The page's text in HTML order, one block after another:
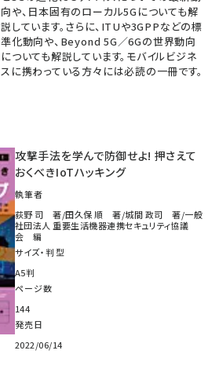
向や、日本固有のローカル5Gについても解
説しています。さらに、ITUや3GPPなどの標
準化動向や、Beyond 5G／6Gの世界動向
についても解説しています。モバイルビジネ
スに携わっている方々には必読の一冊です。
攻撃手法を学んで防御せよ! 押さえて
おくべきIoTハッキング
執筆者
荻野 司 著/田久保 順 著/城間 政司 著/一般
社団法人 重要生活機器連携セキュリティ協議
会 編
サイズ・判型
A5判
ページ数
144
発売日
2022/06/14